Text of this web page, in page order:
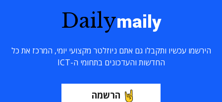
Dailymaily
הירשמו עכשיו ותקבלו גם אתם ניוזלטר מקצועי יומי, המרכז את כל
החדשות והעדכונים בתחומי ה-ICT
הרשמה